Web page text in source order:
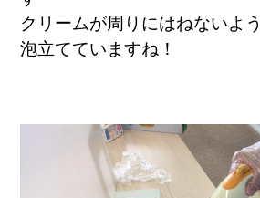
クリームが周りにはねないよ
泡立てていますね！